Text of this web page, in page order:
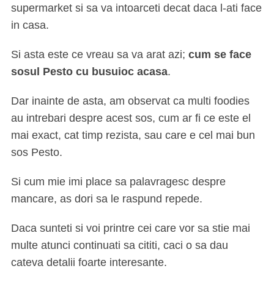
supermarket si sa va intoarceti decat daca l-ati face
in casa.
Si asta este ce vreau sa va arat azi; cum se face
sosul Pesto cu busuioc acasa.
Dar inainte de asta, am observat ca multi foodies
au intrebari despre acest sos, cum ar fi ce este el
mai exact, cat timp rezista, sau care e cel mai bun
sos Pesto.
Si cum mie imi place sa palavragesc despre
mancare, as dori sa le raspund repede.
Daca sunteti si voi printre cei care vor sa stie mai
multe atunci continuati sa cititi, caci o sa dau
cateva detalii foarte interesante.